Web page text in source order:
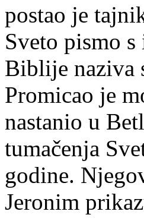
postao je
Sveto pismo
Biblije naziva
Promicao je
nastanio u
tumačenja
godine.
Jeronim